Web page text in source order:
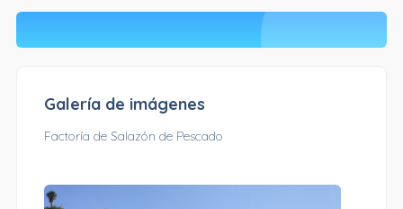
Galería de imágenes
Factoría de Salazón de Pescado